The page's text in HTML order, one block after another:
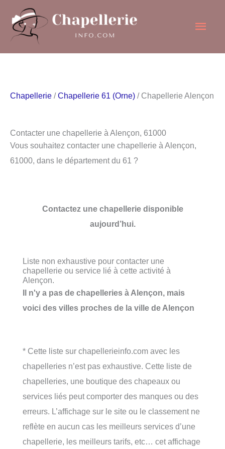
contenu
Chapellerie /Chapellerie 61 (Orne) / Chapellerie Alençon
Contacter une chapellerie à Alençon, 61000
Vous souhaitez contacter une chapellerie à Alençon,
61000, dans le département du 61 ?
Contactez une chapellerie disponible
aujourd’hui.
Liste non exhaustive pour contacter une
chapellerie ou service lié à cette activité à
Alençon.
Il n'y a pas de chapelleries à Alençon, mais
voici des villes proches de la ville de Alençon
* Cette liste sur chapellerieinfo.com avec les
chapelleries n’est pas exhaustive. Cette liste de
chapelleries, une boutique des chapeaux ou
services liés peut comporter des manques ou des
erreurs. L’affichage sur le site ou le classement ne
reflète en aucun cas les meilleurs services d’une
chapellerie, les meilleurs tarifs, etc… cet affichage